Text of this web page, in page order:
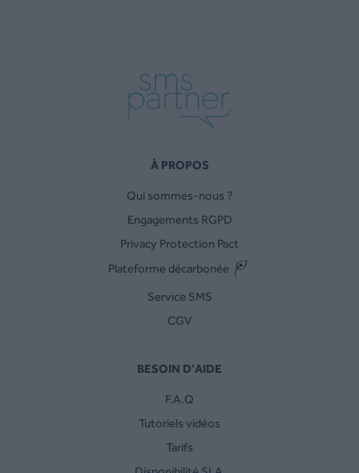
À PROPOS
Qui sommes-nous ?
Engagements RGPD
Privacy Protection Pact
Plateforme décarbonée
Service SMS
CGV
BESOIN D’AIDE
F.A.Q
Tutoriels vidéos
Tarifs